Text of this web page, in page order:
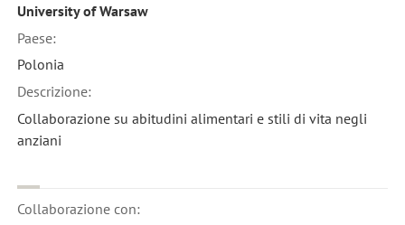
University of Warsaw
Paese:
Polonia
Descrizione:
Collaborazione su abitudini alimentari e stili di vita negli
anziani
Collaborazione con: